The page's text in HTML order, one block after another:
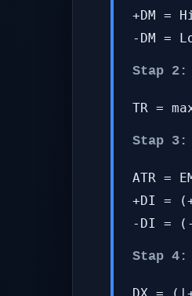
+DM =
-DM =
Stap 2:
TR =
Stap 3:
ATR =
+DI =
-DI = (-
Stap 4: